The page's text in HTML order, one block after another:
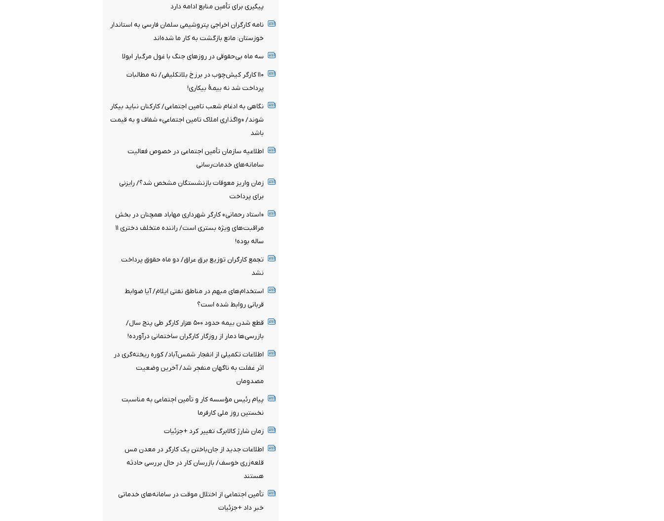
پیگیری برای تأمین منابع ادامه دارد
نامه کارگران اخراجی پتروشیمی سلمان فارسی به استاندار
خوزستان: مانع بازگشت به کار ما شده‌اند
سه ماه بی‌حقوقی در روزهای جنگ با غول مرگبار ابولا
۱۱۰ کارگر کیش‌چوب در برزخ بلاتکلیفی/ نه مطالبات
پرداخت شد نه بیمۀ بیکاری!
نگاهی به ادغام شعب تامین اجتماعی/ کارکنان نباید بیکار
شوند/ «واگذاری املاک تامین اجتماعی» شفاف و به قیمت
باشد
اطلاعیه سازمان تأمین اجتماعی در خصوص فعالیت
سامانه‌های خدمات‌رسانی
زمان واریز معوقات بازنشستگان مشخص شد؟/ رایزنی
برای پرداخت
«استاد رحمانی» کارگر شهرداری مهاباد همچنان در بخش
مراقبت‌های ویژه بستری است/ راننده متخلف دختری ۱۱
ساله بوده!
تجمع کارگران توزیع برق عراق/ دو ماه حقوق پرداخت
نشد
استخدام‌های مبهم در مناطق نفتی ایلام/ آیا ضوابط
قربانی روابط شده است؟
قطع شدن بیمه حدود ۵۰۰ هزار کارگر طی پنج سال/
بازرسی‌ها دمار از روزگار کارگران ساختمانی درآورده!
اطلاعات تکمیلی از انفجار شمس‌آباد/ کوره ریخته‌گری در
اثر غفلت به ناگهان منفجر شد/ آخرین وضعیت
مصدومان
پیام رئیس مؤسسه کار و تأمین اجتماعی به مناسبت
نخستین روز ملی کارفرما
زمان شارژ کالابرگ تغییر کرد +جزئیات
اطلاعات جدید از جان‌باختن یک کارگر در معدن مس
قلعه‌زری خوسف/ بازرسان کار در حال بررسی حادثه
هستند
تأمین اجتماعی از اختلال موقت در سامانه‌های خدماتی
خبر داد +جزئیات